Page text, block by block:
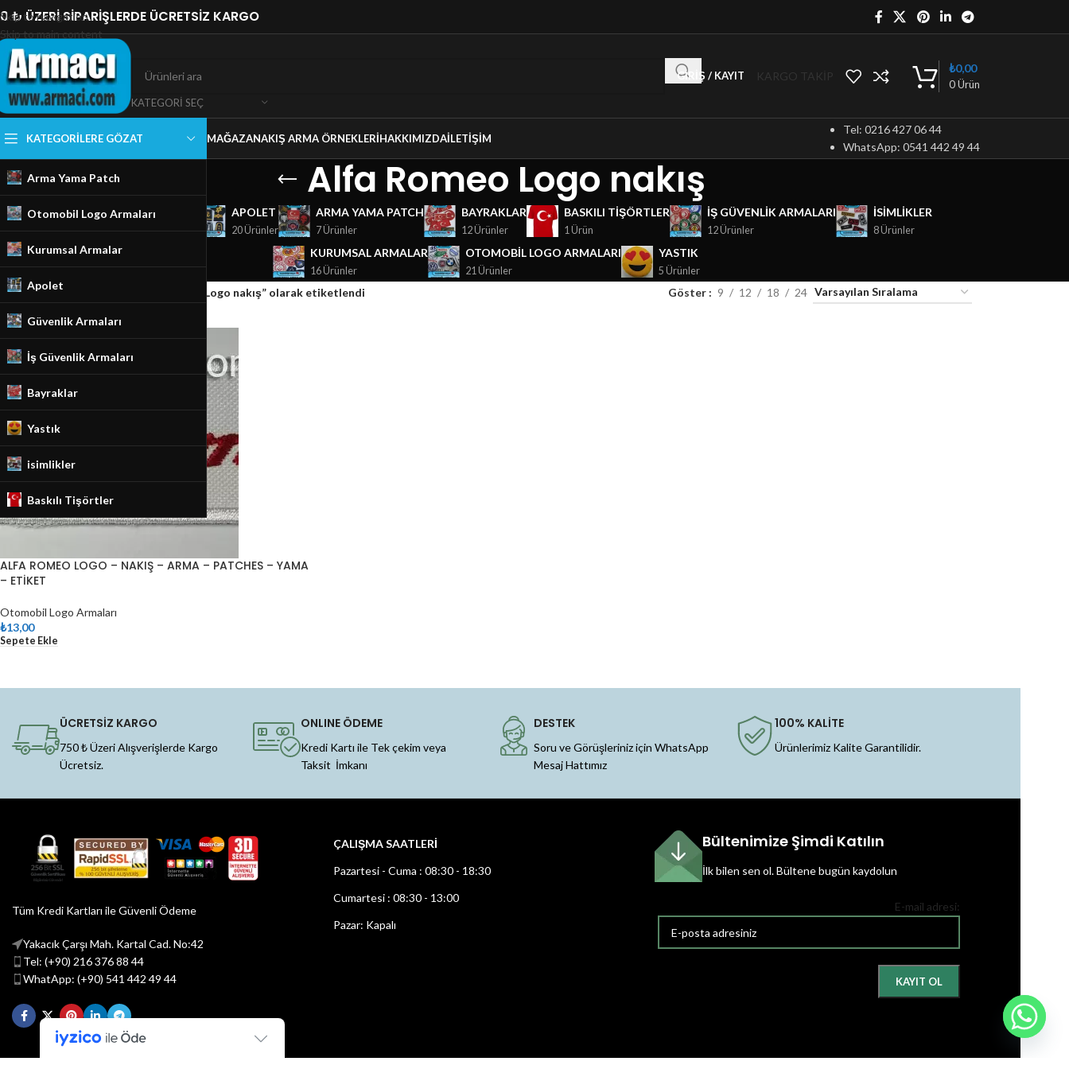
Skip to navigation
Skip to main content
₺ ÜZERİ SİPARİŞLERDE ÜCRETSİZ KARGO
KATEGORI SEÇ
GIRIŞ / KAYIT KARGO TAKİP
0Ürün
₺0,00
KATEGORILERE GÖZAT
Arma Yama Patch
Otomobil Logo Armaları
Kurumsal Armalar
Apolet
Güvenlik Armaları
İş Güvenlik Armaları
Bayraklar
Yastık
isimlikler
Baskılı Tişörtler
MAĞAZANAKIŞ ARMA ÖRNEKLERIHAKKIMIZDAİLETIŞIM
Tel: 0216 427 06 44
WhatsApp: 0541 442 49 44
Alfa Romeo Logo nakış
GÜVENLIK ARMALARI
18 Ürünler
APOLET
20 Ürünler
ARMA YAMA PATCH
7 Ürünler
BAYRAKLAR
12 Ürünler
BASKILI TIŞÖRTLER
1 Ürün
İŞ GÜVENLIK ARMALARI
12 Ürünler
ISIMLIKLER
8 Ürünler
KURUMSAL ARMALAR
16 Ürünler
OTOMOBIL LOGO ARMALARI
21 Ürünler
YASTIK
5 Ürünler
Ana Sayfa/Mağaza Ürünler “Alfa Romeo Logo nakış” olarak etiketlendi Göster 9 12 18 24
ALFA ROMEO LOGO – NAKIŞ – ARMA – PATCHES – YAMA
– ETİKET
Otomobil Logo Armaları
₺13,00
Sepete Ekle
ÜCRETSİZ KARGO
750 ₺ Üzeri Alışverişlerde Kargo
Ücretsiz.
ONLINE ÖDEME
Kredi Kartı ile Tek çekim veya
Taksit İmkanı
DESTEK
Soru ve Görüşleriniz için WhatsApp
Mesaj Hattımız
100% KALİTE
Ürünlerimiz Kalite Garantilidir.
Tüm Kredi Kartları ile Güvenli Ödeme
Yakacık Çarşı Mah. Kartal Cad. No:42
Tel: (+90) 216 376 88 44
WhatApp: (+90) 541 442 49 44
ÇALIŞMA SAATLERİ
Pazartesi - Cuma : 08:30 - 18:30
Cumartesi : 08:30 - 13:00
Pazar: Kapalı
Bültenimize Şimdi Katılın
İlk bilen sen ol.Bültene bugün kaydolun
E-mail adresi: